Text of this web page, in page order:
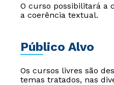
O curso possibilitará a
a coerência textual.
Público Alvo
Os cursos livres são
temas tratados, nas